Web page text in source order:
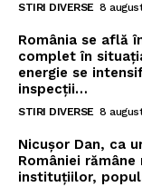
STIRI DIVERSE 8
România se află
complet în
energie se
inspecții…
STIRI DIVERSE 8
Nicușor Dan, ca
României
instituțiilor,